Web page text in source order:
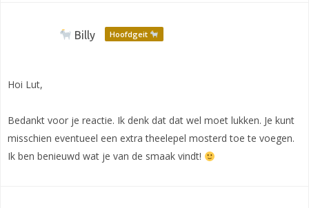
Billy Hoofdgeit
Hoi Lut,
Bedankt voor je reactie. Ik denk dat dat wel moet lukken. Je kunt
misschien eventueel een extra theelepel mosterd toe te voegen.
Ik ben benieuwd wat je van de smaak vindt!